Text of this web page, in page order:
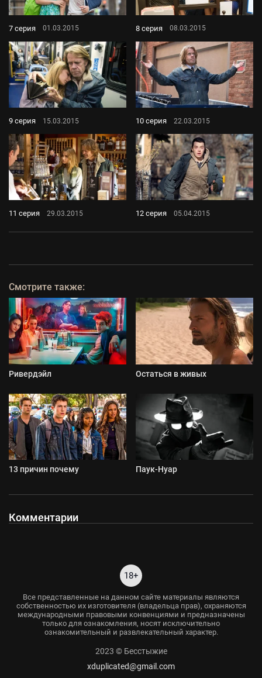
7 серия 01.03.2015 8 серия 08.03.2015
9 серия 15.03.2015 10 серия 22.03.2015
11 серия 29.03.2015 12 серия 05.04.2015
Смотрите также:
Ривердэйл Остаться в живых
13 причин почему Паук-Нуар
Комментарии
18+
Все представленные на данном сайте материалы являются
собственностью их изготовителя (владельца прав), охраняются
международными правовыми конвенциями и предназначены
только для ознакомления, носят исключительно
ознакомительный и развлекательный характер.
2023 © Бесстыжие
xduplicated@gmail.com